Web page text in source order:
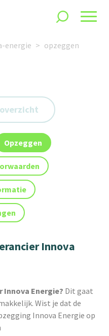
energie opzeggen
Opzeggen
Innova
Innova Energie? Dit gaat
Wist je dat de
Innova Energie op